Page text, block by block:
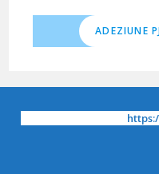
ADEZIUNE